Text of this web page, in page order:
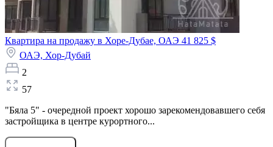
Квартира на продажу в Хоре-Дубае, ОАЭ 41 825 $
ОАЭ, Хор-Дубай
2
57
"Бяла 5" - очередной проект хорошо зарекомендовавшего себя
застройщика в центре курортного...